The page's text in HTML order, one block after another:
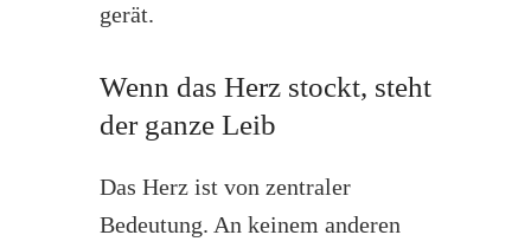
gerät.
Wenn das Herz stockt, steht
der ganze Leib
Das Herz ist von zentraler
Bedeutung. An keinem anderen